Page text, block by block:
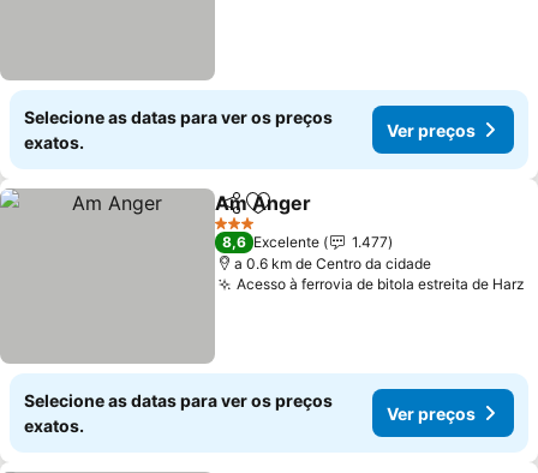
Selecione as datas para ver os preços
exatos.
Ver preços
PartilharAdicionar aos favoritos
Am Anger
3 Estrelas
8,6 Excelente
1.477
a 0.6 km de Centro da cidade
Acesso à ferrovia de bitola estreita de Harz
Selecione as datas para ver os preços
exatos.
Ver preços